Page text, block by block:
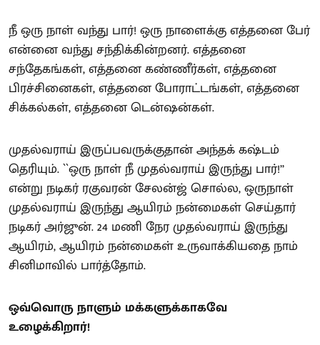
நீ ஒரு நாள் வந்து பார்! ஒரு நாளைக்கு எத்தனை பேர்
என்னை வந்து சந்திக்கின்றனர். எத்தனை
சந்தேகங்கள், எத்தனை கண்ணீர்கள், எத்தனை
பிரச்சினைகள், எத்தனை போராட்டங்கள், எத்தனை
சிக்கல்கள், எத்தனை டென்ஷன்கள்.
முதல்வராய் இருப்பவருக்குதான் அந்தக் கஷ்டம்
தெரியும். ``ஒரு நாள் நீ முதல்வராய் இருந்து பார்!’’
என்று நடிகர் ரகுவரன் சேலன்ஜ் சொல்ல, ஒருநாள்
முதல்வராய் இருந்து ஆயிரம் நன்மைகள் செய்தார்
நடிகர் அர்ஜுன். 24 மணி நேர முதல்வராய் இருந்து
ஆயிரம், ஆயிரம் நன்மைகள் உருவாக்கியதை நாம்
சினிமாவில் பார்த்தோம்.
ஒவ்வொரு நாளும் மக்களுக்காகவே
உழைக்கிறார்!